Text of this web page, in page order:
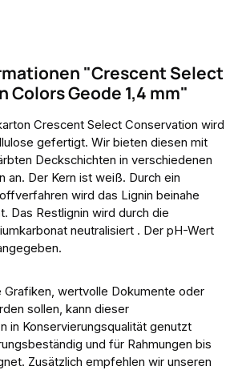
"Crescent Select
Colors Geode 1,4 mm"
Crescent Select Conservation wird
gefertigt. Wir bieten diesen mit
Deckschichten in verschiedenen
an. Der Kern ist weiß. Durch ein
wird das Lignin beinahe
Das Restlignin wird durch die
neutralisiert . Der pH-Wert
Grafiken, wertvolle Dokumente oder
sollen, kann dieser
in Konservierungsqualität genutzt
und für Rahmungen bis
Zusätzlich empfehlen wir unseren